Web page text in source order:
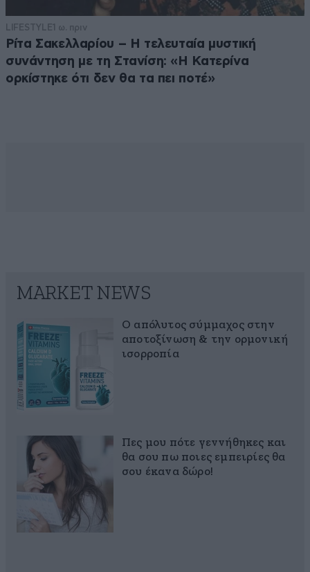
LIFESTYLE1 ω. πριν
Ρίτα Σακελλαρίου – Η τελευταία μυστική
συνάντηση με τη Στανίση: «Η Κατερίνα
ορκίστηκε ότι δεν θα τα πει ποτέ»
MARKET NEWS
Ο απόλυτος σύμμαχος στην
αποτοξίνωση & την ορμονική
ισορροπία
Πες μου πότε γεννήθηκες και
θα σου πω ποιες εμπειρίες θα
σου έκανα δώρο!